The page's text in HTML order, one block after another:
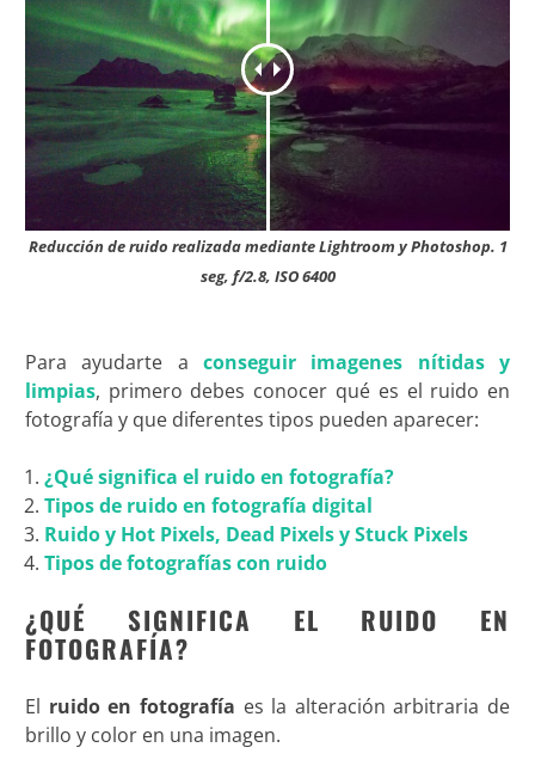
Reducción de ruido realizada mediante Lightroom y Photoshop. 1
seg, f/2.8, ISO 6400
Para ayudarte a conseguir imagenes nítidas y
limpias, primero debes conocer qué es el ruido en
fotografía y que diferentes tipos pueden aparecer:
¿Qué significa el ruido en fotografía?
Tipos de ruido en fotografía digital
Ruido y Hot Pixels, Dead Pixels y Stuck Pixels
Tipos de fotografías con ruido
¿QUÉ SIGNIFICA EL RUIDO EN
FOTOGRAFÍA?
El ruido en fotografía es la alteración arbitraria de
brillo y color en una imagen.